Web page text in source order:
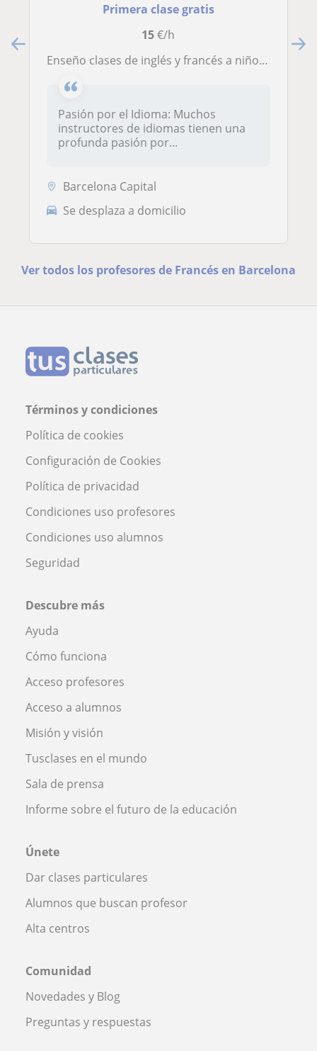
Primera clase gratis
15€/h
Enseño clases de inglés y francés a niños y también a adultos
Pasión por el Idioma: Muchos
instructores de idiomas tienen una
profunda pasión por...
Barcelona Capital
Se desplaza a domicilio
Ver todos los profesores de Francés en Barcelona
Términos y condiciones
Política de cookies
Configuración de Cookies
Política de privacidad
Condiciones uso profesores
Condiciones uso alumnos
Seguridad
Descubre más
Ayuda
Cómo funciona
Acceso profesores
Acceso a alumnos
Misión y visión
Tusclases en el mundo
Sala de prensa
Informe sobre el futuro de la educación
Únete
Dar clases particulares
Alumnos que buscan profesor
Alta centros
Comunidad
Novedades y Blog
Preguntas y respuestas